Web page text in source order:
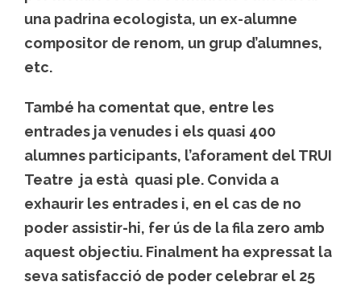
una padrina ecologista, un ex-alumne
compositor de renom, un grup d’alumnes,
etc.
També ha comentat que, entre les
entrades ja venudes i els quasi 400
alumnes participants, l’aforament del TRUI
Teatre ja està quasi ple. Convida a
exhaurir les entrades i, en el cas de no
poder assistir-hi, fer ús de la fila zero amb
aquest objectiu. Finalment ha expressat la
seva satisfacció de poder celebrar el 25